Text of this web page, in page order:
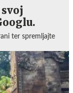
ter spremljajte